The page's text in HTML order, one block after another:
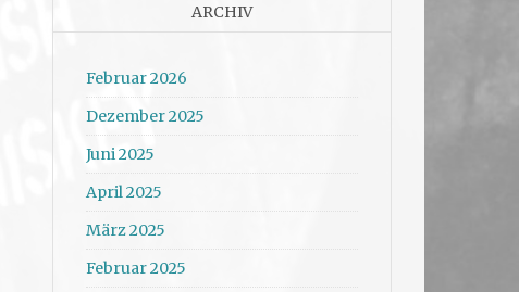
ARCHIV
Februar 2026
Dezember 2025
Juni 2025
April 2025
März 2025
Februar 2025